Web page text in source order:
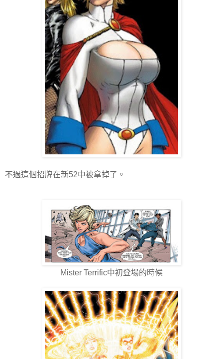
不過這個招牌在新52中被拿掉了。
Mister Terrific中初登場的時候